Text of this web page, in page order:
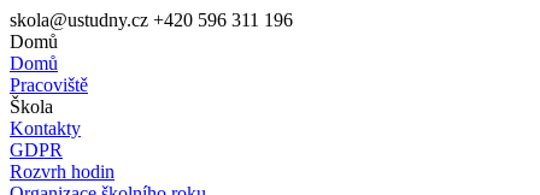
skola@ustudny.cz +420 596 311 196
Domů
Domů
Pracoviště
Škola
Kontakty
GDPR
Rozvrh hodin